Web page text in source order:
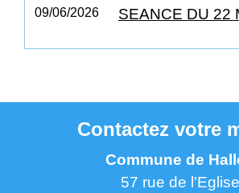
09/06/2026 SEANCE DU 22
Contactez votre
Commune de
57 rue de l'Eglise